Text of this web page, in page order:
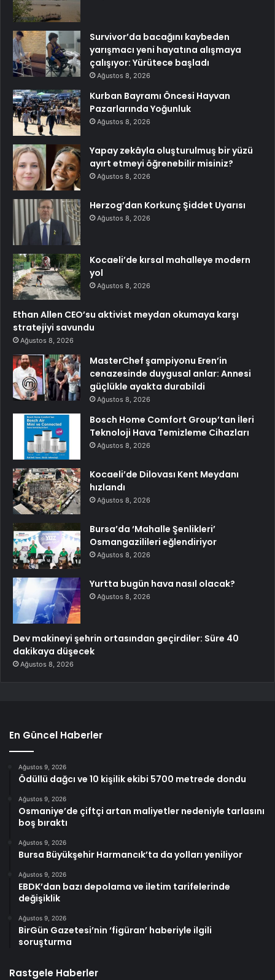
Survivor’da bacağını kaybeden
yarışmacı yeni hayatına alışmaya
çalışıyor: Yürütece başladı
Ağustos 8, 2026
Kurban Bayramı Öncesi Hayvan
Pazarlarında Yoğunluk
Ağustos 8, 2026
Yapay zekâyla oluşturulmuş bir yüzü
ayırt etmeyi öğrenebilir misiniz?
Ağustos 8, 2026
Herzog’dan Korkunç Şiddet Uyarısı
Ağustos 8, 2026
Kocaeli’de kırsal mahalleye modern
yol
Ağustos 8, 2026
Ethan Allen CEO’su aktivist meydan okumaya karşı
stratejiyi savundu
Ağustos 8, 2026
MasterChef şampiyonu Eren’in
cenazesinde duygusal anlar: Annesi
güçlükle ayakta durabildi
Ağustos 8, 2026
Bosch Home Comfort Group’tan İleri
Teknoloji Hava Temizleme Cihazları
Ağustos 8, 2026
Kocaeli’de Dilovası Kent Meydanı
hızlandı
Ağustos 8, 2026
Bursa’da ‘Mahalle Şenlikleri’
Osmangazilileri eğlendiriyor
Ağustos 8, 2026
Yurtta bugün hava nasıl olacak?
Ağustos 8, 2026
Dev makineyi şehrin ortasından geçirdiler: Süre 40
dakikaya düşecek
Ağustos 8, 2026
En Güncel Haberler
Ağustos 9, 2026
Ödüllü dağcı ve 10 kişilik ekibi 5700 metrede dondu
Ağustos 9, 2026
Osmaniye’de çiftçi artan maliyetler nedeniyle tarlasını
boş bıraktı
Ağustos 9, 2026
Bursa Büyükşehir Harmancık’ta da yolları yeniliyor
Ağustos 9, 2026
EBDK’dan bazı depolama ve iletim tarifelerinde
değişiklik
Ağustos 9, 2026
BirGün Gazetesi’nin ‘figüran’ haberiyle ilgili
soruşturma
Rastgele Haberler